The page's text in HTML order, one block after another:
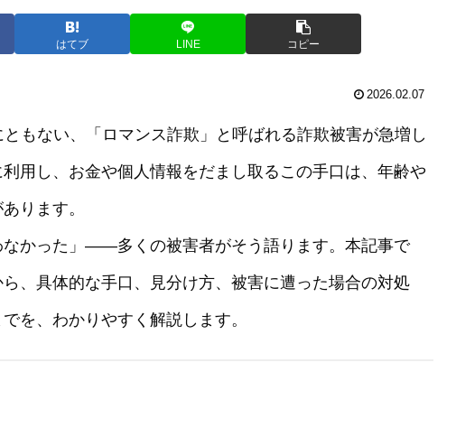
はてブ LINE コピー
2026.02.07
もない、「ロマンス詐欺」と呼ばれる詐欺被害が急増し
用し、お金や個人情報をだまし取るこの手口は、年齢や
ります。
なかった」——多くの被害者がそう語ります。本記事で
、具体的な手口、見分け方、被害に遭った場合の対処
を、わかりやすく解説します。